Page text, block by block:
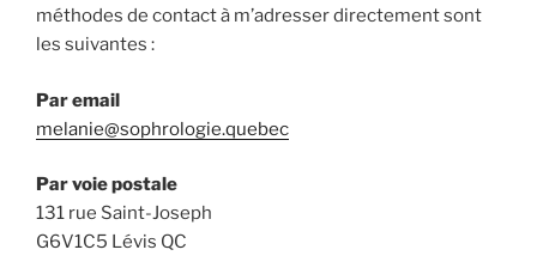
méthodes de contact à m’adresser directement sont
les suivantes :
Par email
melanie@sophrologie.quebec
Par voie postale
131 rue Saint-Joseph
G6V1C5 Lévis QC